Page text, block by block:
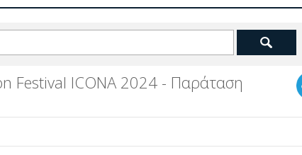
Festival ICONA 2024 - Παράταση